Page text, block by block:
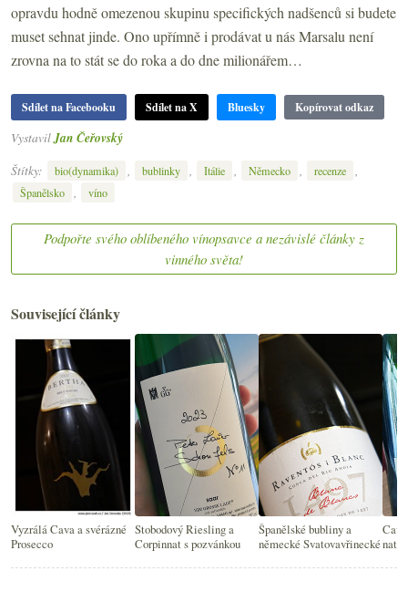
opravdu hodně omezenou skupinu specifických nadšenců si budete
muset sehnat jinde. Ono upřímně i prodávat u nás Marsalu není
zrovna na to stát se do roka a do dne milionářem…
Sdílet na Facebooku Sdílet na X Bluesky Kopírovat odkaz
Vystavil Jan Čeřovský
Štítky:
bio(dynamika) , bublinky , Itálie , Německo , recenze ,
Španělsko , víno
Podpořte svého oblíbeného vínopsavce a nezávislé články z
vinného světa!
Související články
Vyzrálá Cava a svérázné
Prosecco
Stobodový Riesling a
Corpinnat s pozvánkou
Španělské bubliny a
německé Svatovavřinecké